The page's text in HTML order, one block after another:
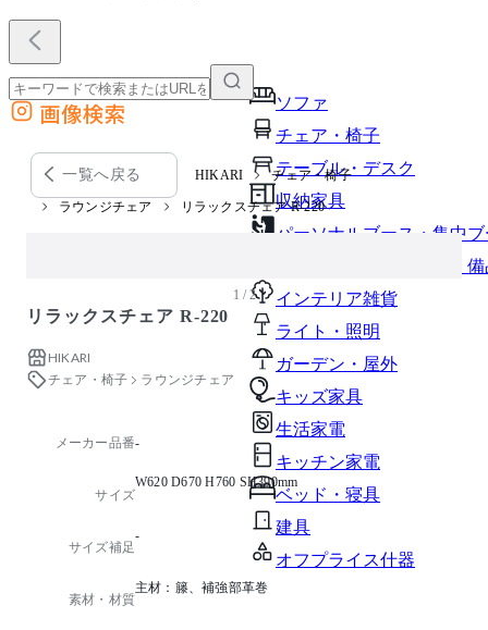
ソファ
チェア・椅子
テーブル・デスク
収納家具
パーソナルブース・集中
オフィスアクセサリー・
インテリア雑貨
ライト・照明
ガーデン・屋外
キッズ家具
生活家電
キッチン家電
ベッド・寝具
建具
オフプライス什器
外部サイトの商品をカートに追加
他のサイトで見つけた商品ページのURLを貼り付けて、カートに追加できます
画像検索
一覧へ戻る HIKARI チェア・椅子
ラウンジチェア リラックスチェア R-220
1 / 2
リラックスチェア R-220
HIKARI
チェア・椅子
ラウンジチェア
メーカー品番-
サイズ
W620 D670 H760 SH390mm
サイズ補足
-
素材・材質
主材：籐、補強部革巻